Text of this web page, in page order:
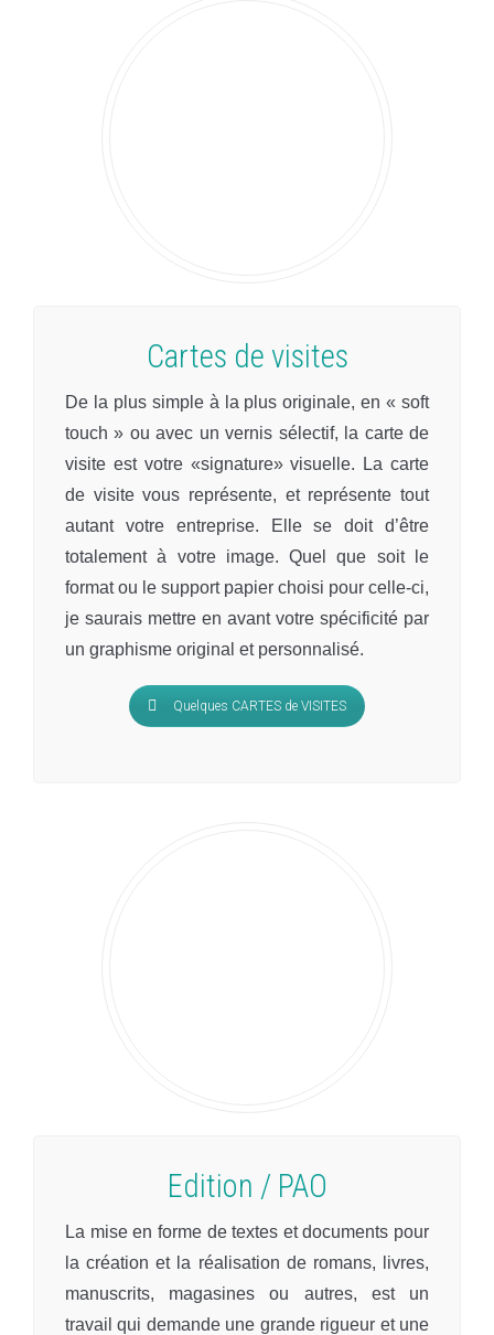
Cartes de visites
De la plus simple à la plus originale, en « soft
touch » ou avec un vernis sélectif, la carte de
visite est votre «signature» visuelle. La carte
de visite vous représente, et représente tout
autant votre entreprise. Elle se doit d’être
totalement à votre image. Quel que soit le
format ou le support papier choisi pour celle-ci,
je saurais mettre en avant votre spécificité par
un graphisme original et personnalisé.
Quelques CARTES de VISITES
Edition / PAO
La mise en forme de textes et documents pour
la création et la réalisation de romans, livres,
manuscrits, magasines ou autres, est un
travail qui demande une grande rigueur et une